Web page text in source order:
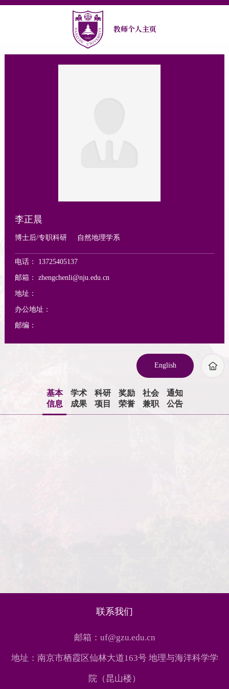
教师个人主页
李正晨
博士后/专职科研 自然地理学系
电话： 13725405137
邮箱： zhengchenli@nju.edu.cn
地址：
办公地址：
邮编：
基本
信息
学术
成果
科研
项目
奖励
荣誉
社会
兼职
通知
公告
English
联系我们
邮箱：uf@gzu.edu.cn
地址：南京市栖霞区仙林大道163号 地理与海洋科学学
院（昆山楼）